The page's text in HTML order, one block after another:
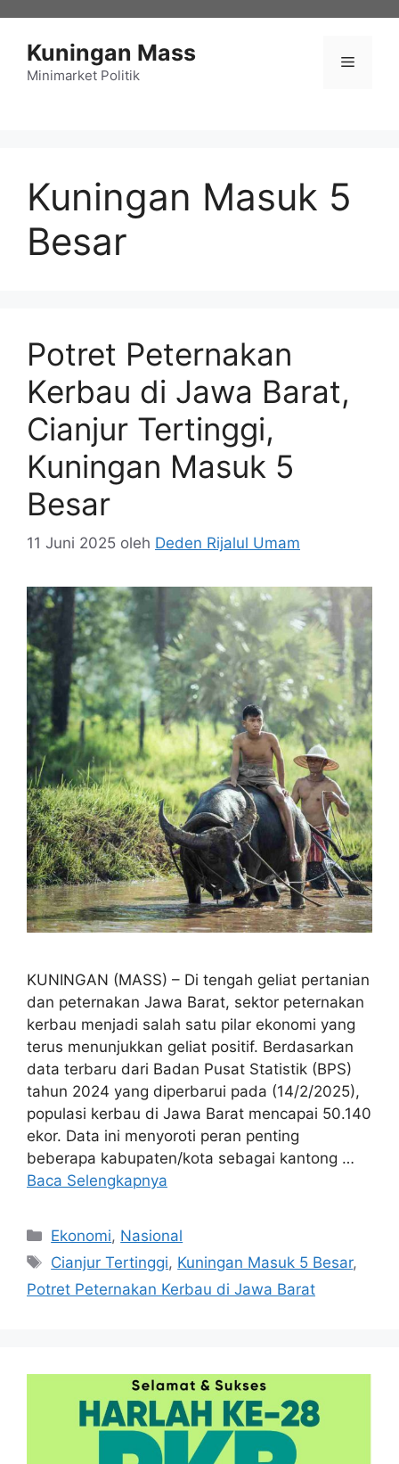
Kuningan Mass
Minimarket Politik
Menu
Kuningan Masuk 5
Besar
Potret Peternakan
Kerbau di Jawa Barat,
Cianjur Tertinggi,
Kuningan Masuk 5
Besar
11 Juni 2025 oleh Deden Rijalul Umam
KUNINGAN (MASS) – Di tengah geliat pertanian
dan peternakan Jawa Barat, sektor peternakan
kerbau menjadi salah satu pilar ekonomi yang
terus menunjukkan geliat positif. Berdasarkan
data terbaru dari Badan Pusat Statistik (BPS)
tahun 2024 yang diperbarui pada (14/2/2025),
populasi kerbau di Jawa Barat mencapai 50.140
ekor. Data ini menyoroti peran penting
beberapa kabupaten/kota sebagai kantong …
Baca Selengkapnya
Kategori
Ekonomi, Nasional
Tag
Cianjur Tertinggi, Kuningan Masuk 5 Besar,
Potret Peternakan Kerbau di Jawa Barat